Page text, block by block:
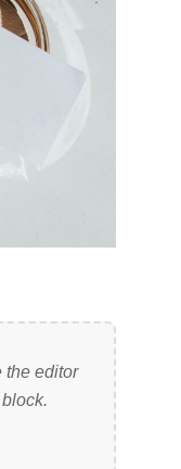
the editor